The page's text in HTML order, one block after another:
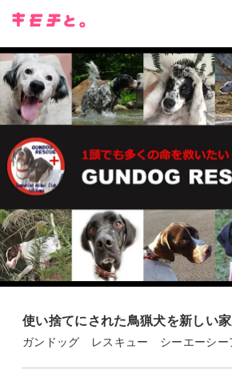
使い捨てにされた鳥猟犬を新しい
ガンドッグ レスキュー シーエーシー